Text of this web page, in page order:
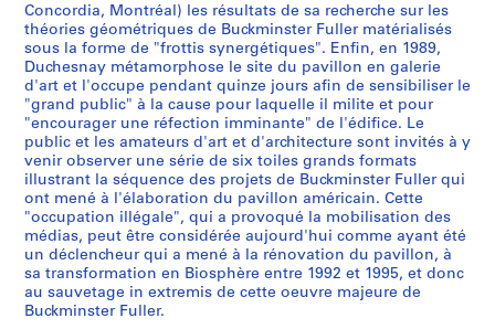
r
é
a
l
,
Q
u
é
b
e
c
,
c
i
Concordia, Montréal) les résultats de sa recherche sur les
théories géométriques de Buckminster Fuller matérialisés
sous la forme de "frottis synergétiques". Enfin, en 1989,
Duchesnay métamorphose le site du pavillon en galerie
d'art et l'occupe pendant quinze jours afin de sensibiliser le
"grand public" à la cause pour laquelle il milite et pour
"encourager une réfection imminante" de l'édifice. Le
public et les amateurs d'art et d'architecture sont invités à y
venir observer une série de six toiles grands formats
illustrant la séquence des projets de Buckminster Fuller qui
ont mené à l'élaboration du pavillon américain. Cette
"occupation illégale", qui a provoqué la mobilisation des
médias, peut être considérée aujourd'hui comme ayant été
un déclencheur qui a mené à la rénovation du pavillon, à
sa transformation en Biosphère entre 1992 et 1995, et donc
au sauvetage in extremis de cette oeuvre majeure de
Buckminster Fuller.